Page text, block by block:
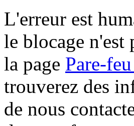
L'erreur est
le blocage n'est
la page Pare-
trouverez des
de nous